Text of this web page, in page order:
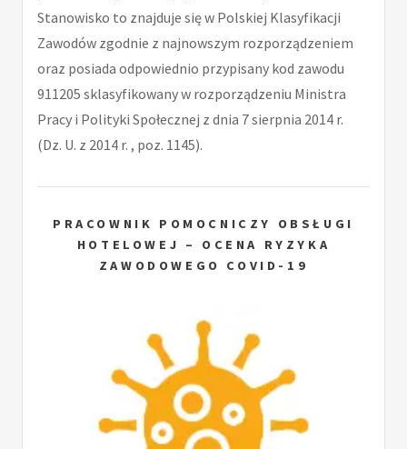
Stanowisko to znajduje się w Polskiej Klasyfikacji
Zawodów zgodnie z najnowszym rozporządzeniem
oraz posiada odpowiednio przypisany kod zawodu
911205 sklasyfikowany w rozporządzeniu Ministra
Pracy i Polityki Społecznej z dnia 7 sierpnia 2014 r.
(Dz. U. z 2014 r. , poz. 1145).
PRACOWNIK POMOCNICZY OBSŁUGI
HOTELOWEJ – OCENA RYZYKA
ZAWODOWEGO COVID-19